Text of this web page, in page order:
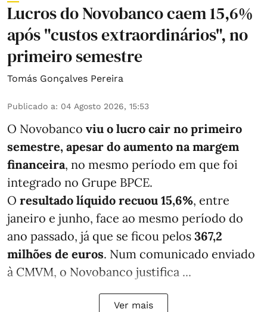
Lucros do Novobanco caem 15,6%
após "custos extraordinários", no
primeiro semestre
Tomás Gonçalves Pereira
Publicado a: 04 Agosto 2026, 15:53
O Novobanco viu o lucro cair no primeiro
semestre, apesar do aumento na margem
financeira, no mesmo período em que foi
integrado no Grupe BPCE.
O resultado líquido recuou 15,6%, entre
janeiro e junho, face ao mesmo período do
ano passado, já que se ficou pelos 367,2
milhões de euros. Num comunicado enviado
à CMVM, o Novobanco justifica ...
Ver mais